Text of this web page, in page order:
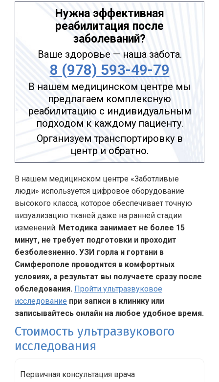
Нужна эффективная
реабилитация после
заболеваний?
Ваше здоровье — наша забота.
8 (978) 593-49-79
В нашем медицинском центре мы
предлагаем комплексную
реабилитацию с индивидуальным
подходом к каждому пациенту.
Организуем транспортировку в
центр и обратно.
В нашем медицинском центре «Заботливые
люди» используется цифровое оборудование
высокого класса, которое обеспечивает точную
визуализацию тканей даже на ранней стадии
изменений. Методика занимает не более 15
минут, не требует подготовки и проходит
безболезненно. УЗИ горла и гортани в
Симферополе проводится в комфортных
условиях, а результат вы получаете сразу после
обследования. Пройти ультразвуковое
исследование при записи в клинику или
записывайтесь онлайн на любое удобное время.
Стоимость ультразвукового
исследования
Первичная консультация врача